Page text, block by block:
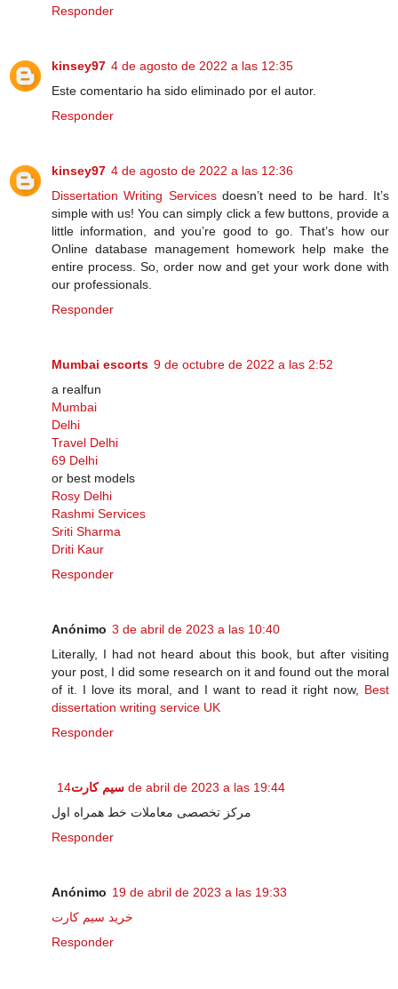
Responder
kinsey97 4 de agosto de 2022 a las 12:35
Este comentario ha sido eliminado por el autor.
Responder
kinsey97 4 de agosto de 2022 a las 12:36
Dissertation Writing Servicesdoesn’t need to be hard. It’s
simple with us! You can simply click a few buttons, provide a
little information, and you’re good to go. That’s how our
Online database management homework help make the
entire process. So, order now and get your work done with
our professionals.
Responder
Mumbai escorts 9 de octubre de 2022 a las 2:52
a realfun
Mumbai
Delhi
Travel Delhi
69 Delhi
or best models
Rosy Delhi
Rashmi Services
Sriti Sharma
Driti Kaur
Responder
Anónimo 3 de abril de 2023 a las 10:40
Literally, I had not heard about this book, but after visiting
your post, I did some research on it and found out the moral
of it. I love its moral, and I want to read it right now, Best
dissertation writing service UK
Responder
سیم کارت 14 de abril de 2023 a las 19:44
مرکز تخصصی معاملات خط همراه اول
Responder
Anónimo 19 de abril de 2023 a las 19:33
خرید سیم کارت
Responder